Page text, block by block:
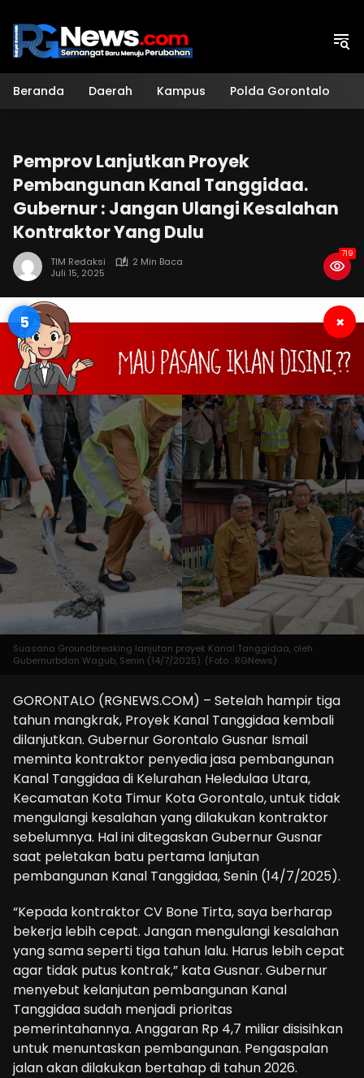
konten
Beranda Daerah Kampus Polda Gorontalo
Pemprov Lanjutkan Proyek
Pembangunan Kanal Tanggidaa.
Gubernur : Jangan Ulangi Kesalahan
Kontraktor Yang Dulu
TIM Redaksi
2 Min Baca
Juli 15, 2025
719
4 ×
Suasana Groundbreaking lanjutan proyek Kanal Tanggidaa, oleh
Gubernurbdan Wagub, Senin (14/7/2025). (Foto : RGNews)
GORONTALO (RGNEWS.COM) – Setelah hampir tiga
tahun mangkrak, Proyek Kanal Tanggidaa kembali
dilanjutkan. Gubernur Gorontalo Gusnar Ismail
meminta kontraktor penyedia jasa pembangunan
Kanal Tanggidaa di Kelurahan Heledulaa Utara,
Kecamatan Kota Timur Kota Gorontalo, untuk tidak
mengulangi kesalahan yang dilakukan kontraktor
sebelumnya. Hal ini ditegaskan Gubernur Gusnar
saat peletakan batu pertama lanjutan
pembangunan Kanal Tanggidaa, Senin (14/7/2025).
“Kepada kontraktor CV Bone Tirta, saya berharap
bekerja lebih cepat. Jangan mengulangi kesalahan
yang sama seperti tiga tahun lalu. Harus lebih cepat
agar tidak putus kontrak,” kata Gusnar. Gubernur
menyebut kelanjutan pembangunan Kanal
Tanggidaa sudah menjadi prioritas
pemerintahannya. Anggaran Rp 4,7 miliar disisihkan
untuk menuntaskan pembangunan. Pengaspalan
jalan akan dilakukan bertahap di tahun 2026.